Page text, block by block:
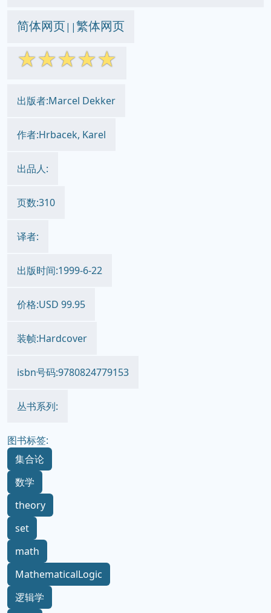
简体网页||繁体网页
☆☆☆☆☆
出版者:Marcel Dekker
作者:Hrbacek, Karel
出品人:
页数:310
译者:
出版时间:1999-6-22
价格:USD 99.95
装帧:Hardcover
isbn号码:9780824779153
丛书系列:
图书标签:
集合论
数学
theory
set
math
MathematicalLogic
逻辑学